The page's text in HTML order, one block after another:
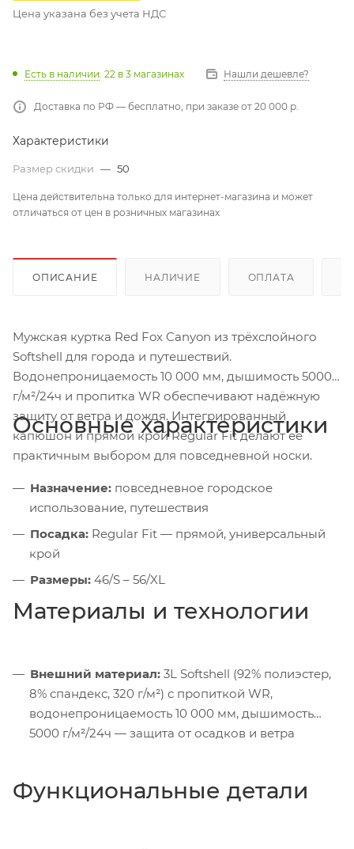
Цена указана без учета НДС
Есть в наличии: 22 в 3 магазинах Нашли дешевле?
Доставка по РФ — бесплатно, при заказе от 20 000 р.
Характеристики
Размер скидки — 50
Цена действительна только для интернет-магазина и может
отличаться от цен в розничных магазинах
ОПИСАНИЕ НАЛИЧИЕ ОПЛАТА
Мужская куртка Red Fox Canyon из трёхслойного
Softshell для города и путешествий.
Водонепроницаемость 10 000 мм, дышимость 5000
г/м²/24ч и пропитка WR обеспечивают надёжную
защиту от ветра и дождя. Интегрированный
капюшон и прямой крой Regular Fit делают её
практичным выбором для повседневной носки.
Основные характеристики
Назначение: повседневное городское
использование, путешествия
Посадка: Regular Fit — прямой, универсальный
крой
Размеры: 46/S – 56/XL
Материалы и технологии
Внешний материал: 3L Softshell (92% полиэстер,
8% спандекс, 320 г/м²) с пропиткой WR,
водонепроницаемость 10 000 мм, дышимость
5000 г/м²/24ч — защита от осадков и ветра
Функциональные детали